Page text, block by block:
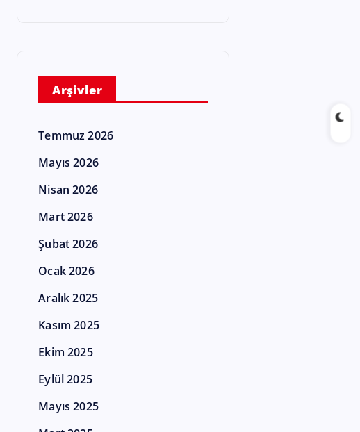
Arşivler
Temmuz 2026
Mayıs 2026
Nisan 2026
Mart 2026
Şubat 2026
Ocak 2026
Aralık 2025
Kasım 2025
Ekim 2025
Eylül 2025
Mayıs 2025